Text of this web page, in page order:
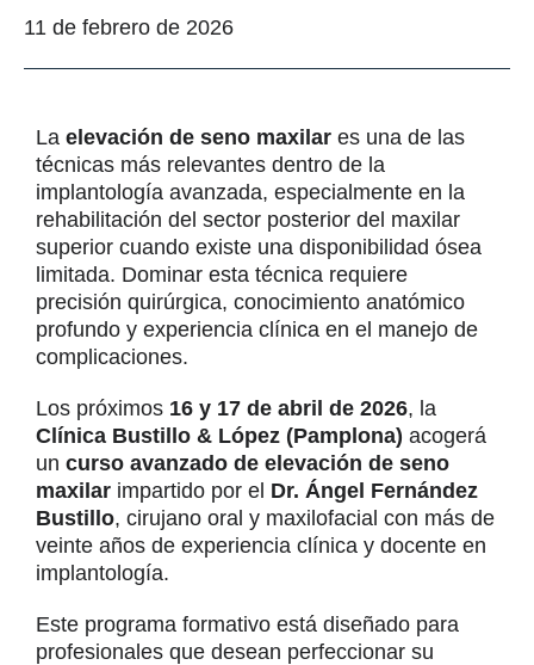
11 de febrero de 2026
La elevación de seno maxilar es una de las
técnicas más relevantes dentro de la
implantología avanzada, especialmente en la
rehabilitación del sector posterior del maxilar
superior cuando existe una disponibilidad ósea
limitada. Dominar esta técnica requiere
precisión quirúrgica, conocimiento anatómico
profundo y experiencia clínica en el manejo de
complicaciones.
Los próximos 16 y 17 de abril de 2026, la
Clínica Bustillo & López (Pamplona) acogerá
un curso avanzado de elevación de seno
maxilar impartido por el Dr. Ángel Fernández
Bustillo, cirujano oral y maxilofacial con más de
veinte años de experiencia clínica y docente en
implantología.
Este programa formativo está diseñado para
profesionales que desean perfeccionar su